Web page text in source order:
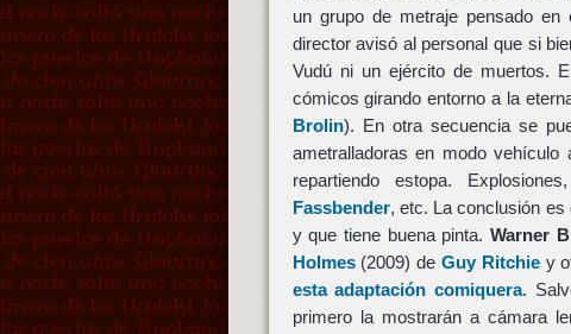
un grupo de metraje pensado en
director avisó al personal que si
Vudú ni un ejército de muertos.
cómicos girando entorno a la
Brolin). En otra secuencia se
ametralladoras en modo
repartiendo estopa.
Fassbender, etc. La conclusión es
y que tiene buena pinta. Warner
Holmes(2009) de Guy Ritchiey
esta adaptación comiquera.
primero la mostrarán a cámara